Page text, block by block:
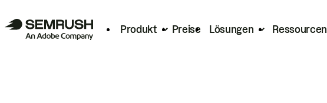
Produkt Preise Lösungen Ressourcen